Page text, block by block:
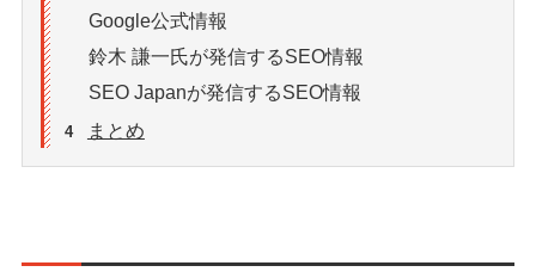
Google公式情報
鈴木 謙一氏が発信するSEO情報
SEO Japanが発信するSEO情報
4 まとめ